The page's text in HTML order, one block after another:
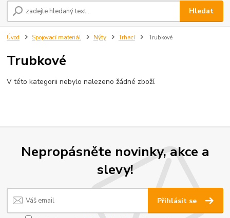
Hledat
Úvod Spojovací materiál Nýty Trhací Trubkové
Trubkové
V této kategorii nebylo nalezeno žádné zboží.
Nepropásněte novinky, akce a
slevy!
Přihlásit se